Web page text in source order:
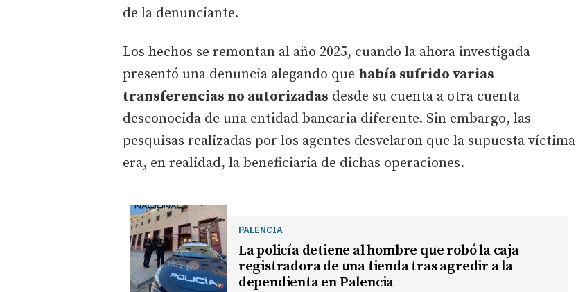
de la denunciante.
Los hechos se remontan al año 2025, cuando la ahora investigada
presentó una denuncia alegando que había sufrido varias
transferencias no autorizadas desde su cuenta a otra cuenta
desconocida de una entidad bancaria diferente. Sin embargo, las
pesquisas realizadas por los agentes desvelaron que la supuesta víctima
era, en realidad, la beneficiaria de dichas operaciones.
PALENCIA
La policía detiene al hombre que robó la caja
registradora de una tienda tras agredir a la
dependienta en Palencia